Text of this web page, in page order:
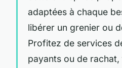
adaptées à chaque
libérer un grenier ou
Profitez de services
payants ou de